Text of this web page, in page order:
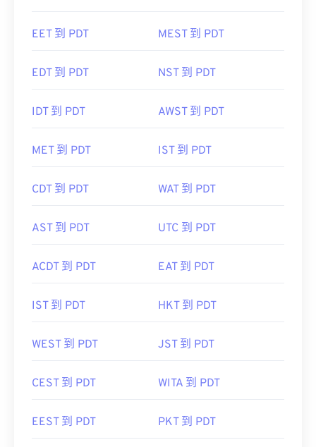
EET 到 PDT MEST 到 PDT
EDT 到 PDT NST 到 PDT
IDT 到 PDT AWST 到 PDT
MET 到 PDT IST 到 PDT
CDT 到 PDT WAT 到 PDT
AST 到 PDT UTC 到 PDT
ACDT 到 PDT EAT 到 PDT
IST 到 PDT HKT 到 PDT
WEST 到 PDT JST 到 PDT
CEST 到 PDT WITA 到 PDT
EEST 到 PDT PKT 到 PDT